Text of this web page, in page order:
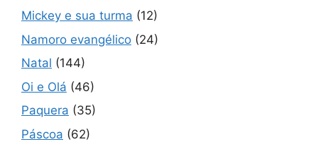
Mickey e sua turma (12)
Namoro evangélico (24)
Natal (144)
Oi e Olá (46)
Paquera (35)
Páscoa (62)